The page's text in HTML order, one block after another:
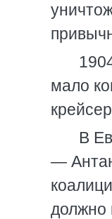
мало
В
—
должно